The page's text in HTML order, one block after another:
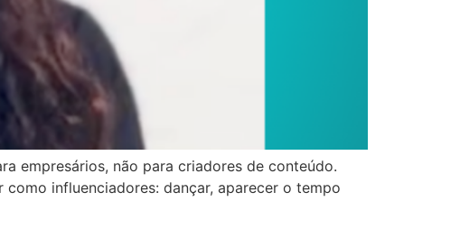
empresários, não para criadores de conteúdo.
influenciadores: dançar, aparecer o tempo